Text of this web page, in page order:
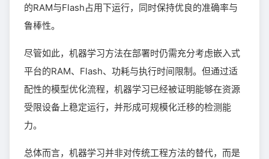
的RAM与Flash占用下运行，同时保持优良的准确率与
鲁棒性。
尽管如此，机器学习方法在部署时仍需充分考虑嵌入式
平台的RAM、Flash、功耗与执行时间限制。但通过适
配性的模型优化流程，机器学习已经被证明能够在资源
受限设备上稳定运行，并形成可规模化迁移的检测能
力。
总体而言，机器学习并非对传统工程方法的替代，而是